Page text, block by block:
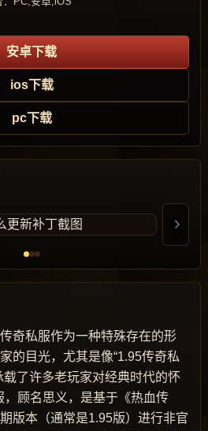
安卓下载
ios下载
pc下载
奇私服作为一种特殊存在的形
的目光，尤其是像“1.95传奇私
载了许多老玩家对经典时代的怀
顾名思义，是基于《热血传
版本（通常是1.95版）进行非官